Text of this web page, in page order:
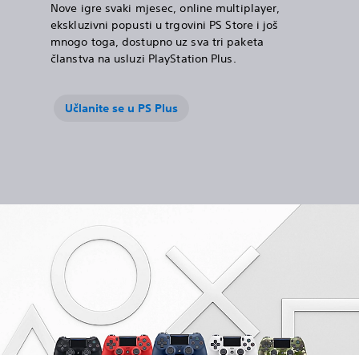
Nove igre svaki mjesec, online multiplayer,
ekskluzivni popusti u trgovini PS Store i još
mnogo toga, dostupno uz sva tri paketa
članstva na usluzi PlayStation Plus.
Učlanite se u PS Plus